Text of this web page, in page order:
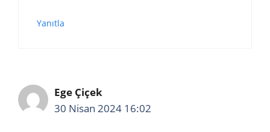
Yanıtla
Ege Çiçek
30 Nisan 2024 16:02